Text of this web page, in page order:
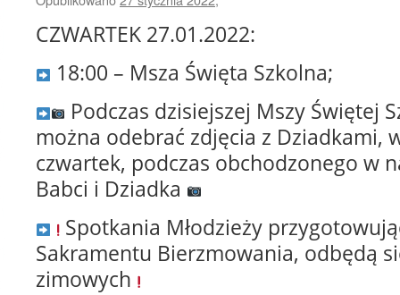
CZWARTEK 27.01.2022:
18:00 – Msza Święta Szkolna;
Podczas dzisiejszej Mszy Świętej
można odebrać zdjęcia z Dziadkami,
czwartek, podczas obchodzonego w
Babci i Dziadka
Spotkania Młodzieży
Sakramentu Bierzmowania, odbędą
zimowych